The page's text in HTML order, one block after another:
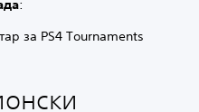
:
за PS4 Tournaments